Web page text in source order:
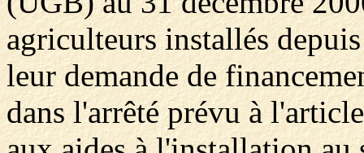
agriculteurs installés
leur demande de
dans l'arrêté prévu à